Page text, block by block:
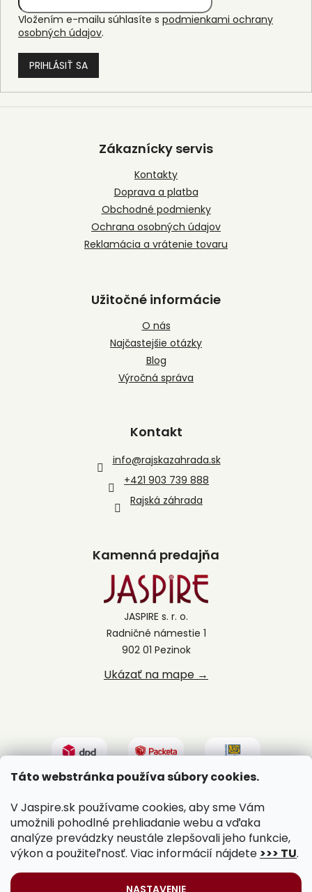
Táto webstránka používa súbory cookies.
V Jaspire.sk používame cookies, aby sme Vám
umožnili pohodlné prehliadanie webu a vďaka
analýze prevádzky neustále zlepšovali jeho funkcie,
výkon a použiteľnosť. Viac informácií nájdete >>> TU.
NASTAVENIE
Vložením e-mailu súhlasíte s podmienkami ochrany
osobných údajov.
PRIHLÁSIŤ SA
Z
Zákaznícky servis
Kontakty
Doprava a platba
Obchodné podmienky
Ochrana osobných údajov
Reklamácia a vrátenie tovaru
Užitočné informácie
O nás
Najčastejšie otázky
Blog
Výročná správa
Kontakt
info@rajskazahrada.sk
+421 903 739 888
Rajská záhrada
Kamenná predajňa
JASPIRE s. r. o.
Radničné námestie 1
902 01 Pezinok
Ukázať na mape →